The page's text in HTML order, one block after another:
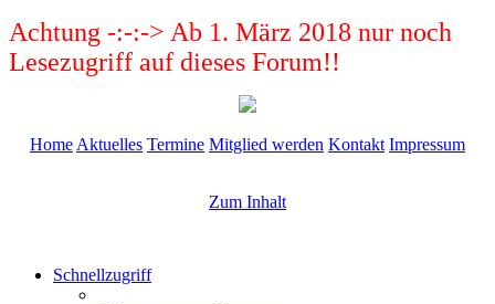
Achtung -:-:-> Ab 1. März 2018 nur noch
Lesezugriff auf dieses Forum!!
Home Aktuelles Termine Mitglied werden Kontakt Impressum
Zum Inhalt
Schnellzugriff